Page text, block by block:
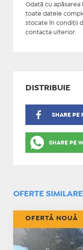
Odată cu apăsarea
toate datele
stocate în condiţii
contacta ulterior.
DISTRIBUIE
SHARE PE
SHARE PE
OFERTE SIMILARE
OFERTĂ NOUĂ